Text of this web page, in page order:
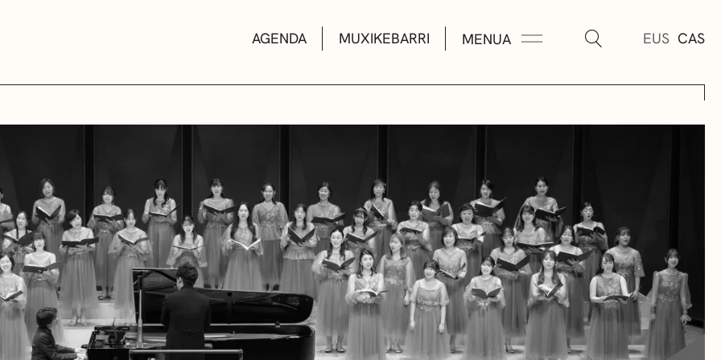
AGENDA MUXIKEBARRI MENUA EUS CAS
KULTUR ETXEAK
LIBURUTEGIAK
MUSIKA ESKOLA